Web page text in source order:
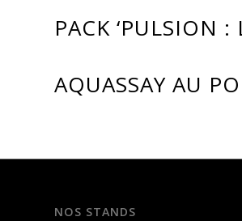
PACK ‘PULSION
AQUASSAY AU
NOS STANDS